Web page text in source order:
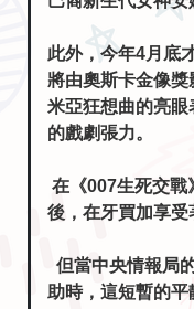
此外，今年4月底
將由奧斯卡金像
米亞狂想曲的亮
的戲劇張力。
在《007生死交戰
後，在牙買加享受
但當中央情報局
助時，這短暫的平